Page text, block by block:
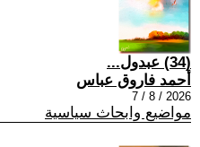
(34) عبدول...
أحمد فاروق عباس
2026 / 8 / 7
مواضيع وابحاث سياسية